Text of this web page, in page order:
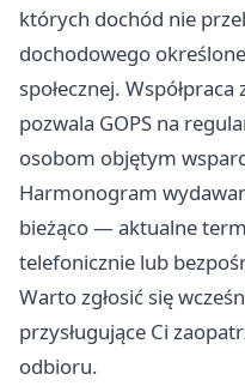
których dochód nie
dochodowego
społecznej.
pozwala GOPS na
osobom objętym
Harmonogram
bieżąco — aktualne
telefonicznie lub
Warto zgłosić się
przysługujące Ci
odbioru.